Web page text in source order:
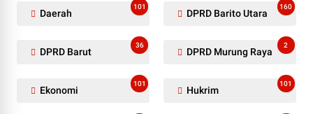
Daerah
101
DPRD Barito Utara
160
DPRD Barut
36
DPRD Murung Raya
2
Ekonomi
101
Hukrim
101